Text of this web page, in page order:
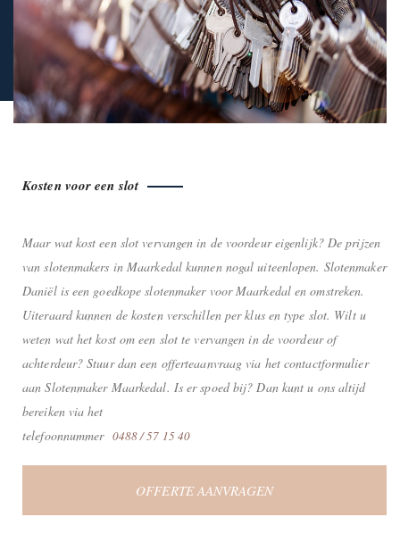
Kosten voor een slot
Maar wat kost een slot vervangen in de voordeur eigenlijk? De prijzen
van slotenmakers in Maarkedal kunnen nogal uiteenlopen. Slotenmaker
Daniël is een goedkope slotenmaker voor Maarkedal en omstreken.
Uiteraard kunnen de kosten verschillen per klus en type slot. Wilt u
weten wat het kost om een slot te vervangen in de voordeur of
achterdeur? Stuur dan een offerteaanvraag via het contactformulier
aan Slotenmaker Maarkedal. Is er spoed bij? Dan kunt u ons altijd
bereiken via het
telefoonnummer 0488 / 57 15 40
OFFERTE AANVRAGEN